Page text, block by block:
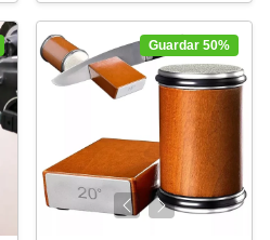
Guardar 50%